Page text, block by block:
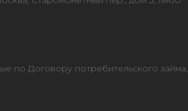
по Договору потребительского займа,